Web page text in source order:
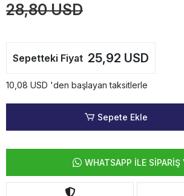
28,80 USD
Sepetteki Fiyat 25,92 USD
10,08 USD 'den başlayan taksitlerle
Sepete Ekle
WHATSAPP İLE SİPARİŞ